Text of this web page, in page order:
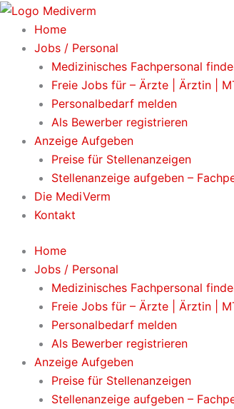
Zum
Inhalt
springen
Home
Jobs / Personal
Medizinisches Fachpersonal
Freie Jobs für – Ärzte | Ärztin |
Personalbedarf melden
Als Bewerber registrieren
Anzeige Aufgeben
Preise für Stellenanzeigen
Stellenanzeige aufgeben –
Die MediVerm
Kontakt
Home
Jobs / Personal
Medizinisches Fachpersonal
Freie Jobs für – Ärzte | Ärztin |
Personalbedarf melden
Als Bewerber registrieren
Anzeige Aufgeben
Preise für Stellenanzeigen
Stellenanzeige aufgeben –